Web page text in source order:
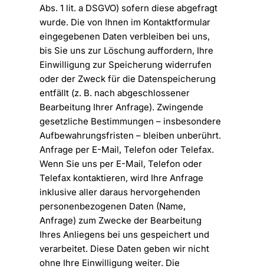
Abs. 1 lit. a DSGVO) sofern diese abgefragt
wurde. Die von Ihnen im Kontaktformular
eingegebenen Daten verbleiben bei uns,
bis Sie uns zur Löschung auffordern, Ihre
Einwilligung zur Speicherung widerrufen
oder der Zweck für die Datenspeicherung
entfällt (z. B. nach abgeschlossener
Bearbeitung Ihrer Anfrage). Zwingende
gesetzliche Bestimmungen – insbesondere
Aufbewahrungsfristen – bleiben unberührt.
Anfrage per E-Mail, Telefon oder Telefax.
Wenn Sie uns per E-Mail, Telefon oder
Telefax kontaktieren, wird Ihre Anfrage
inklusive aller daraus hervorgehenden
personenbezogenen Daten (Name,
Anfrage) zum Zwecke der Bearbeitung
Ihres Anliegens bei uns gespeichert und
verarbeitet. Diese Daten geben wir nicht
ohne Ihre Einwilligung weiter. Die